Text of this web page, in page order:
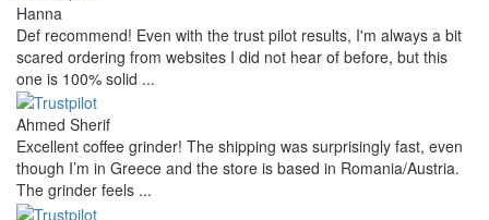
Hanna
Def recommend! Even with the trust pilot results, I'm always a bit
scared ordering from websites I did not hear of before, but this
one is 100% solid ...
Ahmed Sherif
Excellent coffee grinder! The shipping was surprisingly fast, even
though I’m in Greece and the store is based in Romania/Austria.
The grinder feels ...